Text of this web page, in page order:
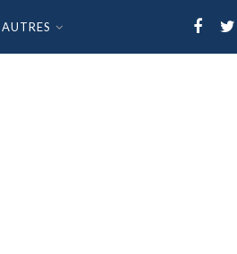
AUTRES